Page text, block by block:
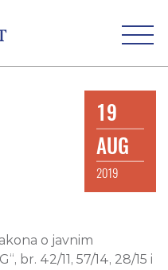
19
AUG
2019
o javnim
br. 42/11, 57/14, 28/15 i